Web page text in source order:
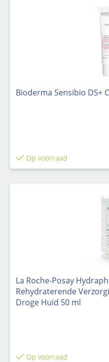
Bioderma Sensibio DS+
Op voorraad
La Roche-Posay
Rehydraterende
Droge Huid 50 ml
Op voorraad